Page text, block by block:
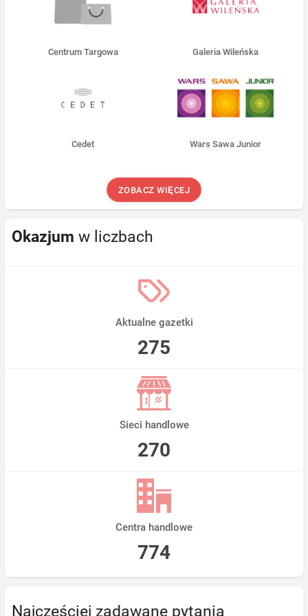
Centrum Targowa Galeria Wileńska
Cedet Wars Sawa Junior
ZOBACZ WIĘCEJ
Okazjum w liczbach
Aktualne gazetki
275
Sieci handlowe
270
Centra handlowe
774
Najczęściej zadawane pytania